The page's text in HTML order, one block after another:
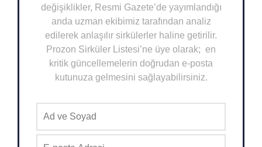
değişiklikler, Resmi Gazete’de yayımlandığı
anda uzman ekibimiz tarafından analiz
edilerek anlaşılır sirkülerler haline getirilir.
Prozon Sirküler Listesi’ne üye olarak; en
kritik güncellemelerin doğrudan e-posta
kutunuza gelmesini sağlayabilirsiniz.